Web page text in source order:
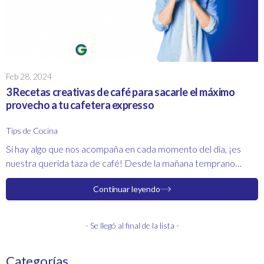
Feb 28, 2024
3 Recetas creativas de café para sacarle el máximo
provecho a tu cafetera expresso
Tips de Cocina
Si hay algo que nos acompaña en cada momento del día, ¡es
nuestra querida taza de café! Desde la mañana temprano
hasta la tarde, siempre está ahí para darnos ese empujoncito
de energía que necesitamos.Continuar leyendo
- Se llegó al final de la lista -
Categorías